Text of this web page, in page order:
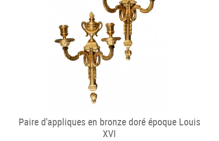
Paire d'appliques en bronze doré époque Louis
XVI